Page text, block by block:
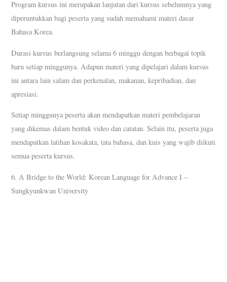
Program kursus ini merupakan lanjutan dari kursus sebelumnya yang
diperuntukkan bagi peserta yang sudah memahami materi dasar
Bahasa Korea.
Durasi kursus berlangsung selama 6 minggu dengan berbagai topik
baru setiap minggunya. Adapun materi yang dipelajari dalam kursus
ini antara lain salam dan perkenalan, makanan, kepribadian, dan
apresiasi.
Setiap minggunya peserta akan mendapatkan materi pembelajaran
yang dikemas dalam bentuk video dan catatan. Selain itu, peserta juga
mendapatkan latihan kosakata, tata bahasa, dan kuis yang wajib diikuti
semua peserta kursus.
6. A Bridge to the World: Korean Language for Advance I –
Sungkyunkwan University